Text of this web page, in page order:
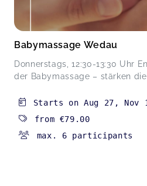
Babymassage Wedau
Donnerstags, 12:30-13:30 Uhr
der Babymassage – stärken die
Starts onAug 27 , Nov
from €79.00
max. 6 participants